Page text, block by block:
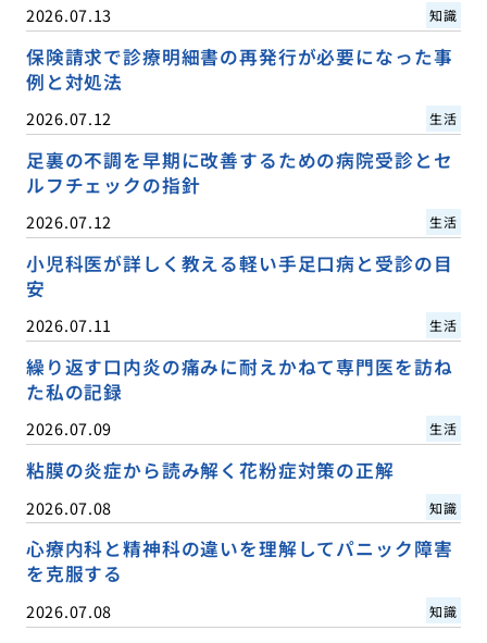
2026.07.13 知識
保険請求で診療明細書の再発行が必要になった事
例と対処法
2026.07.12 生活
足裏の不調を早期に改善するための病院受診とセ
ルフチェックの指針
2026.07.12 生活
小児科医が詳しく教える軽い手足口病と受診の目
安
2026.07.11 生活
繰り返す口内炎の痛みに耐えかねて専門医を訪ね
た私の記録
2026.07.09 生活
粘膜の炎症から読み解く花粉症対策の正解
2026.07.08 知識
心療内科と精神科の違いを理解してパニック障害
を克服する
2026.07.08 知識